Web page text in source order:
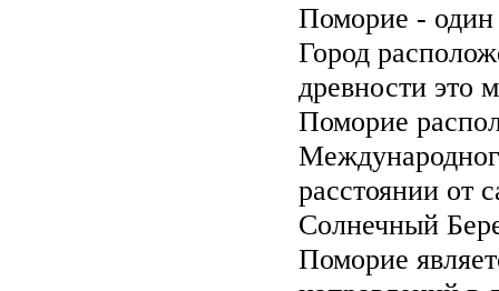
Поморие - один
Город
древности это
Поморие
расстоянии от
Солнечный
Поморие